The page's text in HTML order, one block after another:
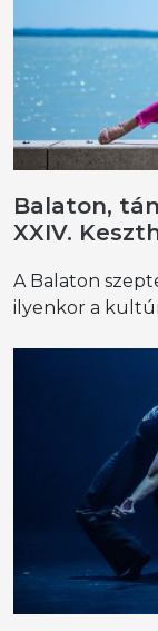
Balaton,
XXIV.
A Balaton
ilyenkor a